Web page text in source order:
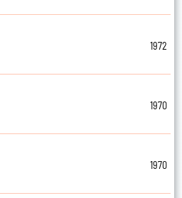
1972
1970
1970